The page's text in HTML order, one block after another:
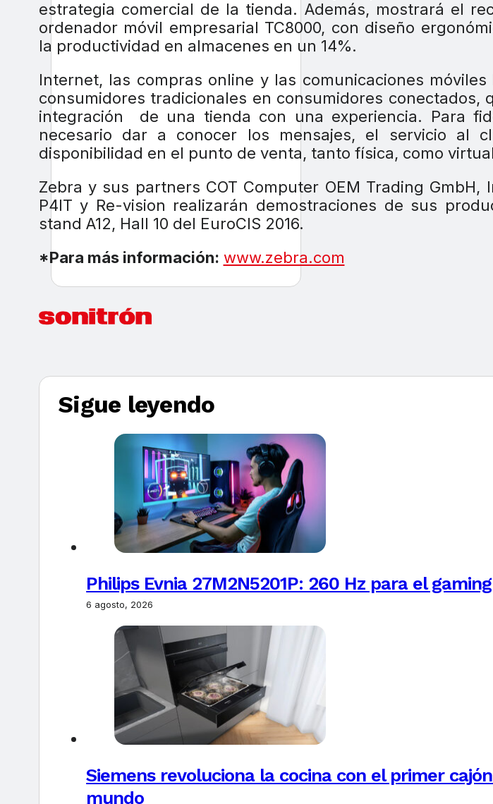
estrategia comercial de la tienda. Además, mostrará el
ordenador móvil empresarial TC8000, con diseño
la productividad en almacenes en un 14%.
Internet, las compras online y las comunicaciones
consumidores tradicionales en consumidores conectados,
integración de una tienda con una experiencia. Para
necesario dar a conocer los mensajes, el servicio al
disponibilidad en el punto de venta, tanto física, como
Zebra y sus partners COT Computer OEM Trading GmbH,
P4IT y Re-vision realizarán demostraciones de sus
stand A12, Hall 10 del EuroCIS 2016.
*Para más información: www.zebra.com
Sigue leyendo
Philips Evnia 27M2N5201P: 260 Hz para el
6 agosto, 2026
Siemens revoluciona la cocina con el primer
mundo